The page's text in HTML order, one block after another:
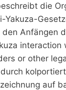
die
Yakuza-
Anfängen
or other
auf